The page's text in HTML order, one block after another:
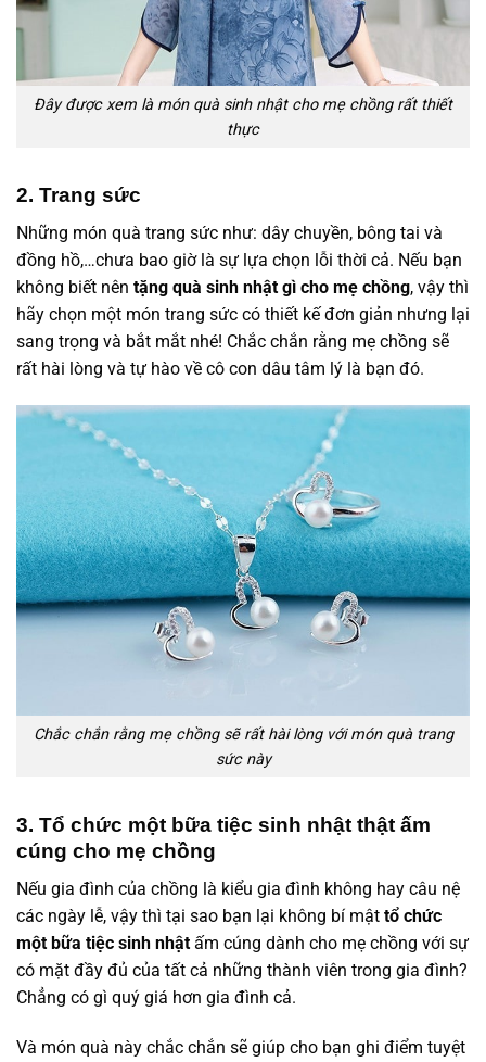
Đây được xem là món quà sinh nhật cho mẹ chồng rất thiết
thực
2. Trang sức
Những món quà trang sức như: dây chuyền, bông tai và
đồng hồ,…chưa bao giờ là sự lựa chọn lỗi thời cả. Nếu bạn
không biết nên tặng quà sinh nhật gì cho mẹ chồng, vậy thì
hãy chọn một món trang sức có thiết kế đơn giản nhưng lại
sang trọng và bắt mắt nhé! Chắc chắn rằng mẹ chồng sẽ
rất hài lòng và tự hào về cô con dâu tâm lý là bạn đó.
Chắc chắn rằng mẹ chồng sẽ rất hài lòng với món quà trang
sức này
3. Tổ chức một bữa tiệc sinh nhật thật ấm
cúng cho mẹ chồng
Nếu gia đình của chồng là kiểu gia đình không hay câu nệ
các ngày lễ, vậy thì tại sao bạn lại không bí mật tổ chức
một bữa tiệc sinh nhật ấm cúng dành cho mẹ chồng với sự
có mặt đầy đủ của tất cả những thành viên trong gia đình?
Chẳng có gì quý giá hơn gia đình cả.
Và món quà này chắc chắn sẽ giúp cho bạn ghi điểm tuyệt